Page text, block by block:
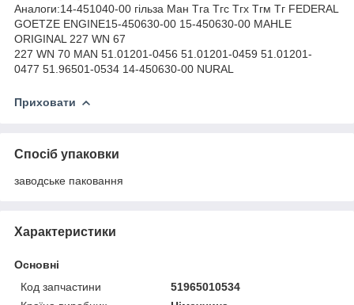
Аналоги:14-451040-00 гільза Ман Тга Тгс Тгх Тгм Тг FEDERAL
GOETZE ENGINE15-450630-00 15-450630-00 MAHLE
ORIGINAL 227 WN 67
227 WN 70 MAN 51.01201-0456 51.01201-0459 51.01201-
0477 51.96501-0534 14-450630-00 NURAL
Приховати
Спосіб упаковки
заводське паковання
Характеристики
Основні
Код запчастини
51965010534